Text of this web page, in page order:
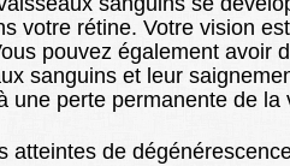
votre rétine. Votre vision
pouvez également avoir
sanguins et leur
une perte permanente de la
atteintes de